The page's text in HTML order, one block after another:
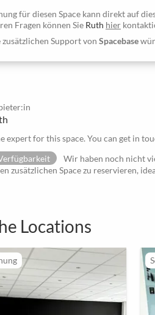
für diesen Space kann direkt auf
Fragen können Sie Ruth hier
zusätzlichen Support von Spacebase
expert for this space. You can get in
Wir haben noch nicht
zusätzlichen Space zu reservieren,
Locations